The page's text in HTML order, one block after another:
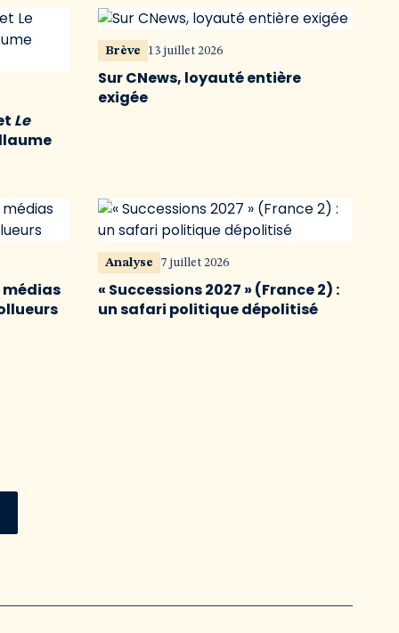
Le
Brève 13 juillet 2026
Sur CNews, loyauté entière
exigée
médias
Analyse 7 juillet 2026
« Successions 2027 » (France 2) :
un safari politique dépolitisé